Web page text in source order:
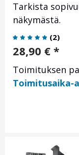
Tarkista
näkymästä.
(2)
28,90 € *
Toimituksen
Toimitusaika-